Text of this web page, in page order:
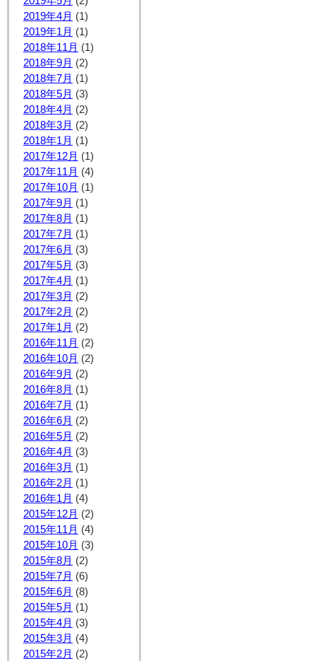
2019年4月 (1)
2019年1月 (1)
2018年11月 (1)
2018年9月 (2)
2018年7月 (1)
2018年5月 (3)
2018年4月 (2)
2018年3月 (2)
2018年1月 (1)
2017年12月 (1)
2017年11月 (4)
2017年10月 (1)
2017年9月 (1)
2017年8月 (1)
2017年7月 (1)
2017年6月 (3)
2017年5月 (3)
2017年4月 (1)
2017年3月 (2)
2017年2月 (2)
2017年1月 (2)
2016年11月 (2)
2016年10月 (2)
2016年9月 (2)
2016年8月 (1)
2016年7月 (1)
2016年6月 (2)
2016年5月 (2)
2016年4月 (3)
2016年3月 (1)
2016年2月 (1)
2016年1月 (4)
2015年12月 (2)
2015年11月 (4)
2015年10月 (3)
2015年8月 (2)
2015年7月 (6)
2015年6月 (8)
2015年5月 (1)
2015年4月 (3)
2015年3月 (4)
2015年2月 (2)